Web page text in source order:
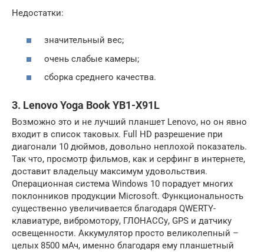
Недостатки:
значительный вес;
очень слабые камеры;
сборка среднего качества.
3. Lenovo Yoga Book YB1-X91L
Возможно это и не лучший планшет Lenovo, но он явно
входит в список таковых. Full HD разрешение при
диагонали 10 дюймов, довольно неплохой показатель.
Так что, просмотр фильмов, как и серфинг в интернете,
доставит владельцу максимум удовольствия.
Операционная система Windows 10 порадует многих
поклонников продукции Microsoft. Функциональность
существенно увеличивается благодаря QWERTY-
клавиатуре, вибромотору, ГЛОНАССу, GPS и датчику
освещенности. Аккумулятор просто великолепный –
целых 8500 мАч, именно благодаря ему планшетный